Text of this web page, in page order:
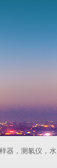
器，测氡仪，